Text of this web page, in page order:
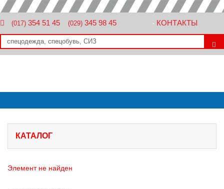
(017) 354 51 45 (029) 345 98 45 - КОНТАКТЫ
КАТАЛОГ
Элемент не найден